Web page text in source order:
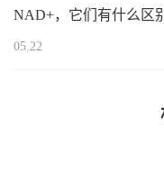
NAD+，它们有什么区
05.22